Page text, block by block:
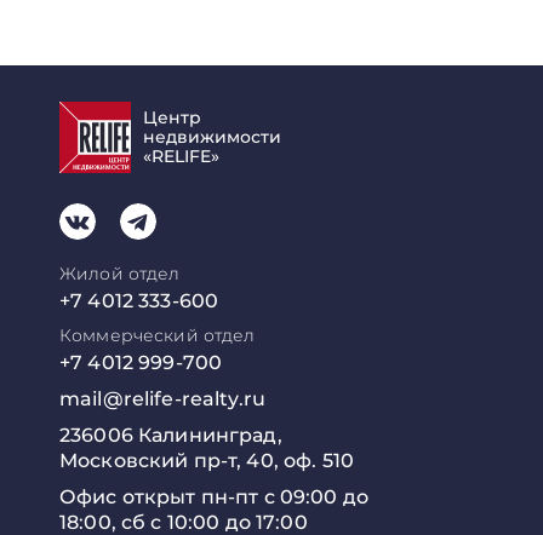
Центр
недвижимости
«RELIFE»
Жилой отдел
+7 4012 333-600
Коммерческий отдел
+7 4012 999-700
mail@relife-realty.ru
236006 Калининград,
Московский пр-т, 40, оф. 510
Офис открыт пн-пт с 09:00 до
18:00, сб с 10:00 до 17:00